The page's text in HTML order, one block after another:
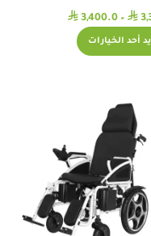
⃁
–
⃁ 3,400.0
أحد الخيارات